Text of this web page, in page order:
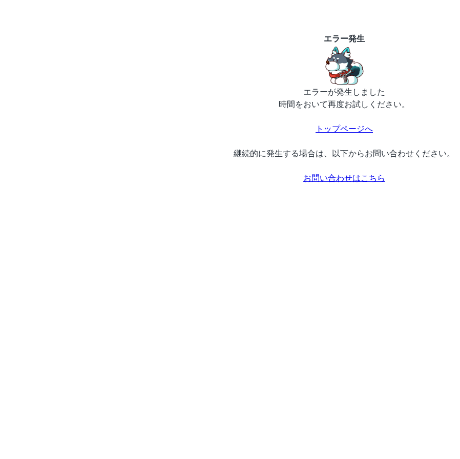
エラー発生
エラーが発生しました
時間をおいて再度お試しください。
トップページへ
継続的に発生する場合は、以下からお問い合わせください。
お問い合わせはこちら